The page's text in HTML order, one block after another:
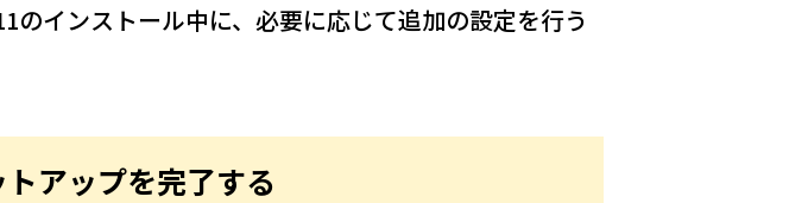
インストール中に、必要に応じて追加の設定を行う
アップを完了する